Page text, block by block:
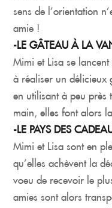
sens de l’orientation
amie !
-LE GÂTEAU À LA
Mimi et Lisa se
à réaliser un délicieux
en utilisant à peu près
main, elles font alors
-LE PAYS DES
Mimi et Lisa sont en
qu’elles achèvent la
voeu de recevoir le
amies sont alors